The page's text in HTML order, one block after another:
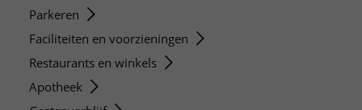
Parkeren
Faciliteiten en voorzieningen
Restaurants en winkels
Apotheek